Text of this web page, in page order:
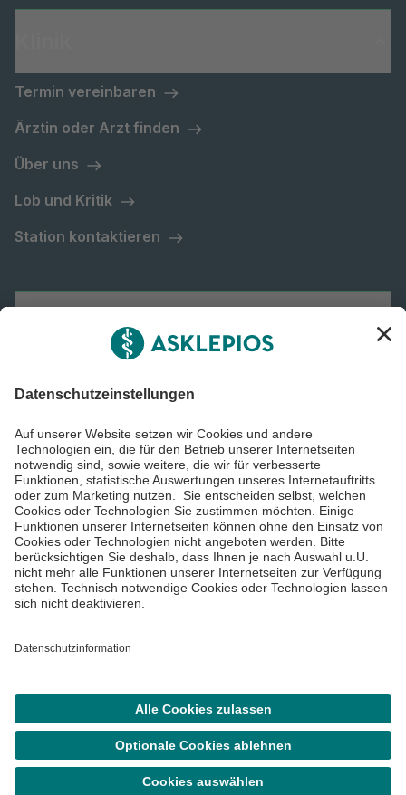
Menü
SucheTermin
Termin vereinbaren
Ärztin oder Arzt finden
Über uns
Lob und Kritik
Station kontaktieren
Asklepios Gruppe
Impressum
©Asklepios Kliniken GmbH & Co. KGaA 2026